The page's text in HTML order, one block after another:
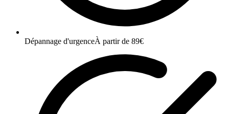
Dépannage d'urgenceÀ partir de 89€